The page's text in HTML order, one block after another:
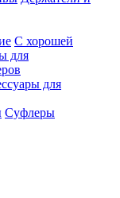
С хорошей
для
для
Суфлеры